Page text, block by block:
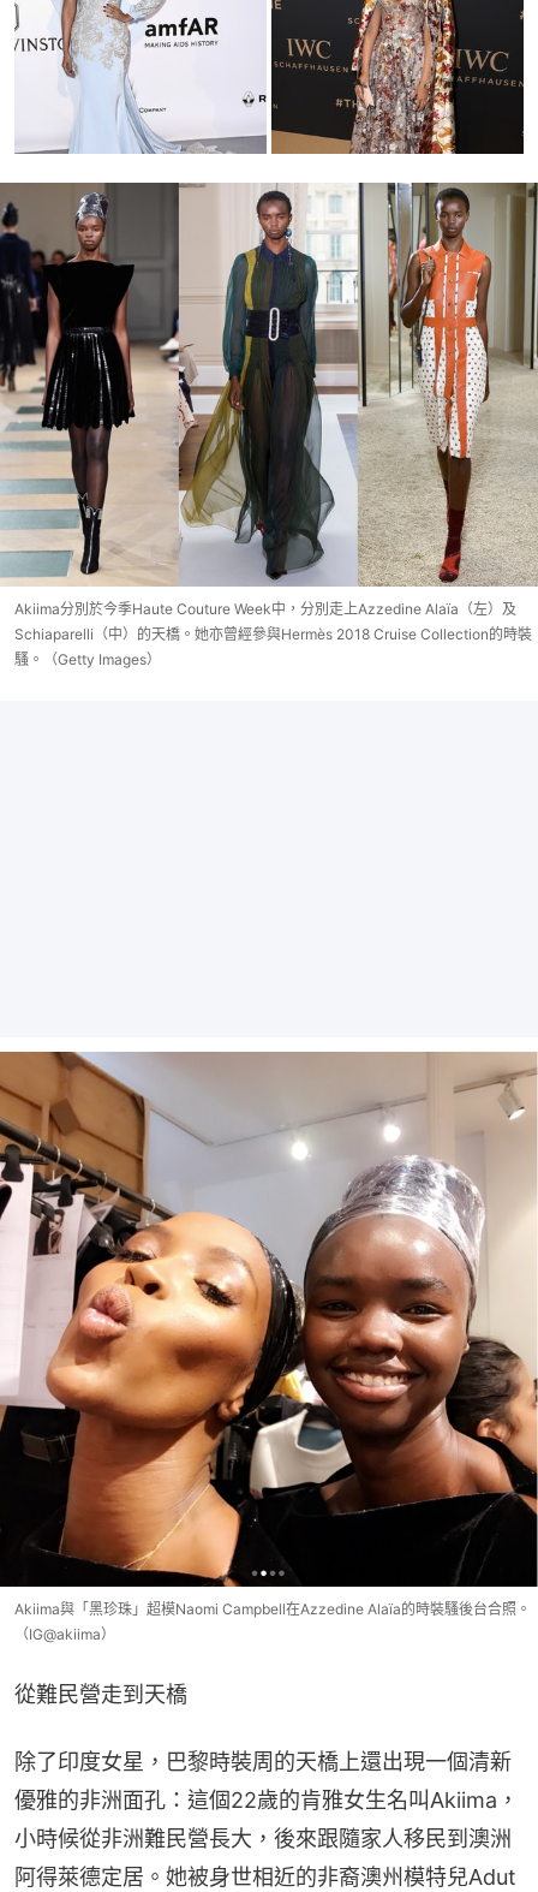
Akiima分別於今季Haute Couture Week中，分別走上Azzedine Alaïa（左）及
Schiaparelli（中）的天橋。她亦曾經參與Hermès 2018 Cruise Collection的時裝
騷。（Getty Images）
Akiima與「黑珍珠」超模Naomi Campbell在Azzedine Alaïa的時裝騷後台合照。
（IG@akiima）
從難民營走到天橋
除了印度女星，巴黎時裝周的天橋上還出現一個清新
優雅的非洲面孔：這個22歲的肯雅女生名叫Akiima，
小時候從非洲難民營長大，後來跟隨家人移民到澳洲
阿得萊德定居。她被身世相近的非裔澳州模特兒Adut